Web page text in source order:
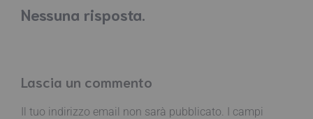
Nessuna risposta.
Lascia un commento
Il tuo indirizzo email non sarà pubblicato. I campi